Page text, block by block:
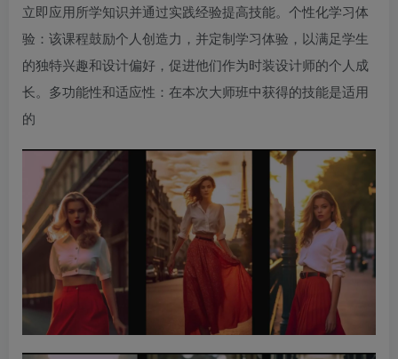
立即应用所学知识并通过实践经验提高技能。个性化学习体
验：该课程鼓励个人创造力，并定制学习体验，以满足学生
的独特兴趣和设计偏好，促进他们作为时装设计师的个人成
长。多功能性和适应性：在本次大师班中获得的技能是适用
的